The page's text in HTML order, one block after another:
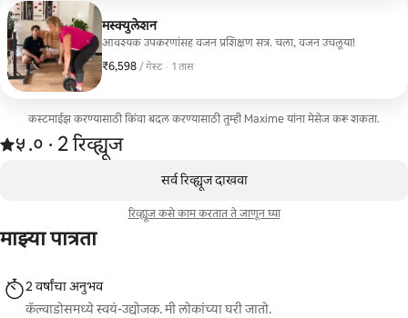
मस्क्युलेशन
आवश्यक उपकरणांसह वजन प्रशिक्षण सत्र. चला, वजन उचलूया!
₹6,598 / गेस्ट
₹6,598 प्रति गेस्ट
, · 1 तास
कस्टमाईझ करण्यासाठी किंवा बदल करण्यासाठी तुम्ही Maxime यांना मेसेज करू शकता.
2 रिव्ह्यूजमधून 5 पैकी ५.० स्टार्स रेटिंग आहे
५.०
,
· 2 रिव्ह्यूज
सर्व रिव्ह्यूज दाखवा
रिव्ह्यूज कसे काम करतात ते जाणून घ्या
माझ्या पात्रता
2 वर्षांचा अनुभव
कॅल्वाडोसमध्ये स्वयं-उद्योजक. मी लोकांच्या घरी जातो.